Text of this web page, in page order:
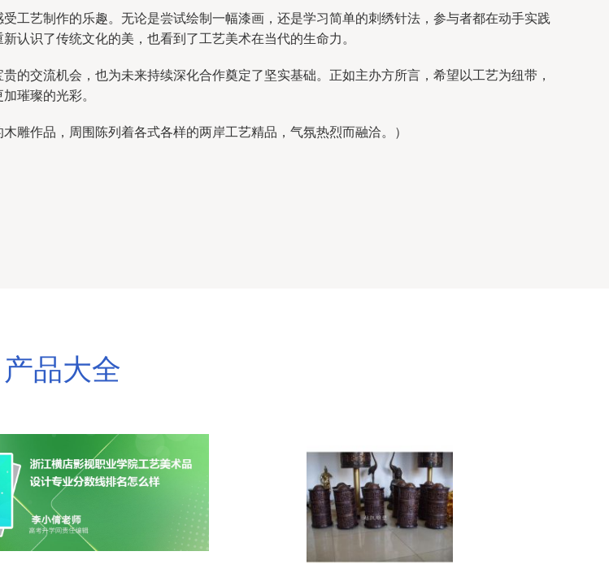
工艺制作的乐趣。无论是尝试绘制一幅漆画，还是学习简单的刺绣针法，参与者都在动手实践
认识了传统文化的美，也看到了工艺美术在当代的生命力。
的交流机会，也为未来持续深化合作奠定了坚实基础。正如主办方所言，希望以工艺为纽带，
璀璨的光彩。
雕作品，周围陈列着各式各样的两岸工艺精品，气氛热烈而融洽。）
产品大全